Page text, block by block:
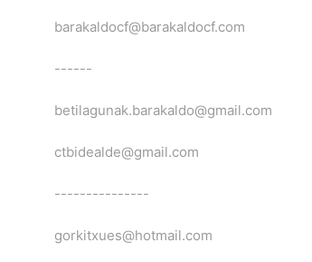
barakaldocf@barakaldocf.com
------
betilagunak.barakaldo@gmail.com
ctbidealde@gmail.com
---------------
gorkitxues@hotmail.com